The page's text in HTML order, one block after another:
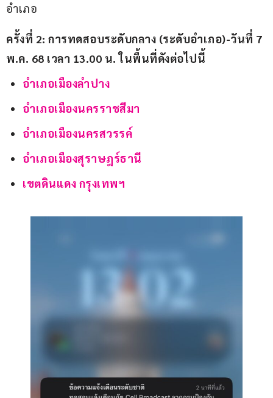
อำเภอ
ครั้งที่ 2: การทดสอบระดับกลาง (ระดับอำเภอ)-วันที่ 7
พ.ค. 68 เวลา 13.00 น. ในพื้นที่ดังต่อไปนี้
อำเภอเมืองลำปาง
อำเภอเมืองนครราชสีมา
อำเภอเมืองนครสวรรค์
อำเภอเมืองสุราษฎร์ธานี
เขตดินแดง กรุงเทพฯ